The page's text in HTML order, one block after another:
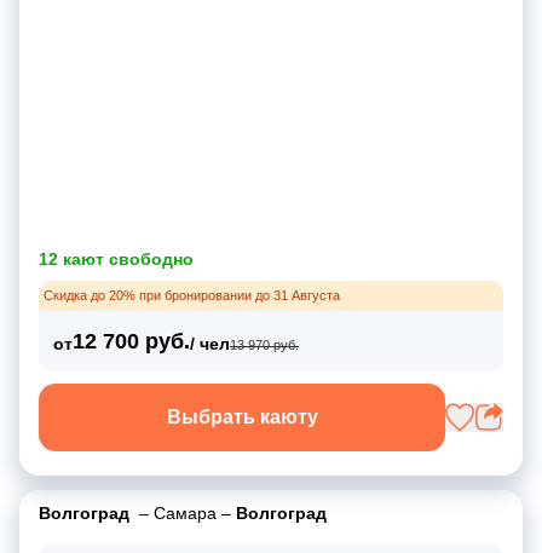
12 кают свободно
Скидка до 20% при бронировании до 31 Августа
от12 700 руб./ чел13 970 руб.
Выбрать каюту
Волгоград – Самара – Волгоград